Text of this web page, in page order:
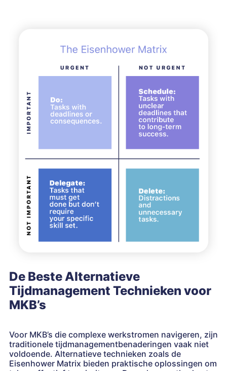
De Beste Alternatieve
Tijdmanagement Technieken voor
MKB’s
Voor MKB’s die complexe werkstromen navigeren, zijn
traditionele tijdmanagementbenaderingen vaak niet
voldoende. Alternatieve technieken zoals de
Eisenhower Matrix bieden praktische oplossingen om